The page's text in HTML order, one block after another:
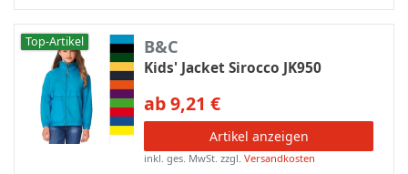
Top-Artikel B&C
Kids' Jacket Sirocco JK950
ab 9,21 €
Artikel anzeigen
inkl. ges. MwSt. zzgl.Versandkosten